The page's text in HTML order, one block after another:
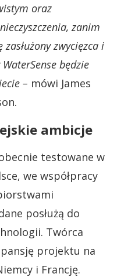
oraz
zanim
zwycięzca i
będzie
– mówi James
ambicje
testowane w
we współpracy
posłużą do
Twórca
projektu na
i Francję.